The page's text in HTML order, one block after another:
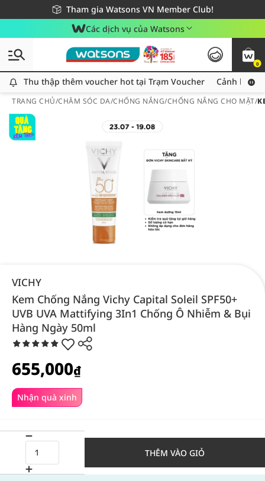
Tham gia Watsons VN Member Club!
Miễn phí giao hàng cho đơn hàng từ 249,000Đ
Giao hàng nhanh 24h - Áp dụng khu vực TP. Hồ Chí Minh
Các dịch vụ của Watsons
0
Thu thập thêm voucher hot tại Trạm Voucher
Thu thập thêm voucher hot tại Trạm Voucher Cảnh báo
TRANG CHỦ/CHĂM SÓC DA/CHỐNG NẮNG/CHỐNG NẮNG CHO MẶT/
VICHY
Kem Chống Nắng Vichy Capital Soleil SPF50+
UVB UVA Mattifying 3In1 Chống Ô Nhiễm & Bụi
Hàng Ngày 50ml
Nhận quà xinh
655,000₫
THÊM VÀO GIỎ